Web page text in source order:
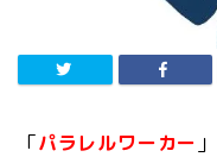
「パラレルワーカー